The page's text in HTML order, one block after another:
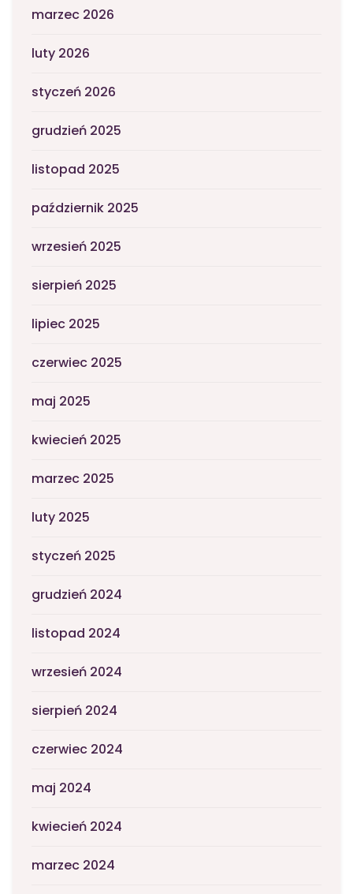
marzec 2026
luty 2026
styczeń 2026
grudzień 2025
listopad 2025
październik 2025
wrzesień 2025
sierpień 2025
lipiec 2025
czerwiec 2025
maj 2025
kwiecień 2025
marzec 2025
luty 2025
styczeń 2025
grudzień 2024
listopad 2024
wrzesień 2024
sierpień 2024
czerwiec 2024
maj 2024
kwiecień 2024
marzec 2024